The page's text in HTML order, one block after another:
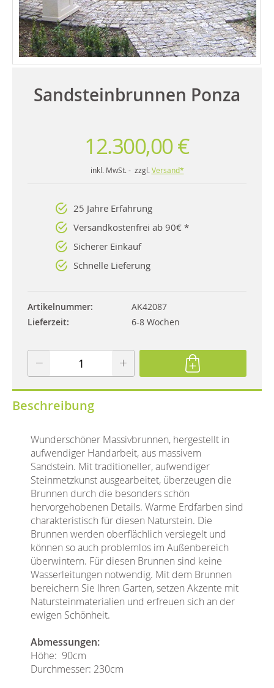
Sandsteinbrunnen Ponza
12.300,00 €
inkl. MwSt. - zzgl. Versand*
25 Jahre Erfahrung
Versandkostenfrei ab 90€ *
Sicherer Einkauf
Schnelle Lieferung
Artikelnummer
AK42087
Lieferzeit
6-8 Wochen
Beschreibung
Wunderschöner Massivbrunnen, hergestellt in
aufwendiger Handarbeit, aus massivem
Sandstein. Mit traditioneller, aufwendiger
Steinmetzkunst ausgearbeitet, überzeugen die
Brunnen durch die besonders schön
hervorgehobenen Details. Warme Erdfarben sind
charakteristisch für diesen Naturstein. Die
Brunnen werden oberflächlich versiegelt und
können so auch problemlos im Außenbereich
überwintern. Für diesen Brunnen sind keine
Wasserleitungen notwendig. Mit dem Brunnen
bereichern Sie Ihren Garten, setzen Akzente mit
Natursteinmaterialien und erfreuen sich an der
ewigen Schönheit.
Abmessungen:
Höhe: 90cm
Durchmesser: 230cm